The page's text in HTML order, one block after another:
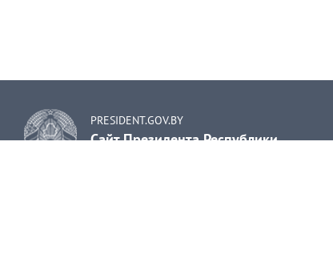
PRESIDENT.GOV.BY
Сайт Президента Республики